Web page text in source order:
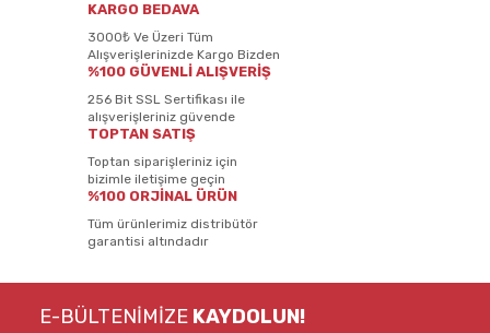
KARGO BEDAVA
3000₺ Ve Üzeri Tüm
Alışverişlerinizde Kargo Bizden
%100 GÜVENLİ ALIŞVERİŞ
256 Bit SSL Sertifikası ile
alışverişleriniz güvende
TOPTAN SATIŞ
Toptan siparişleriniz için
bizimle iletişime geçin
%100 ORJİNAL ÜRÜN
Tüm ürünlerimiz distribütör
garantisi altındadır
E-BÜLTENİMİZE KAYDOLUN!